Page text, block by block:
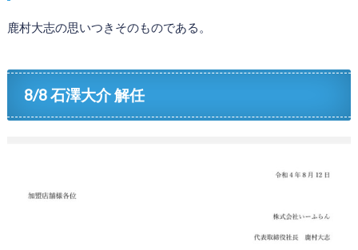
鹿村大志の思いつきそのものである。
8/8 石澤大介 解任